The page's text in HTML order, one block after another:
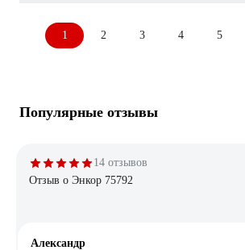
1 2 3 4 5
Популярные отзывы
14 отзывов
Отзыв о Энкор 75792
Александр